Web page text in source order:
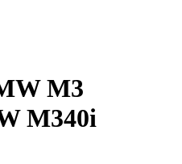
M3
M340i